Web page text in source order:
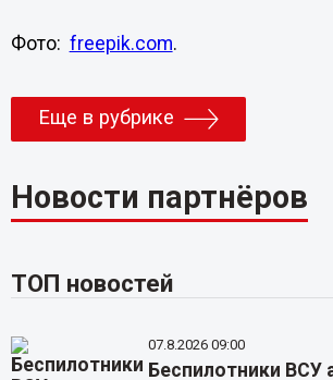
Фото: freepik.com.
Еще в рубрике
Новости партнёров
ТОП новостей
07.8.2026 09:00
Беспилотники ВСУ